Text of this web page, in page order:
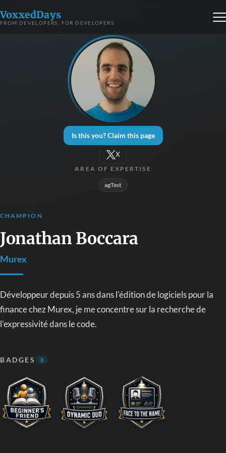
VoxxedDays
FROM DEVELOPERS, FOR DEVELOPERS
Is this you? Claim this page
X
AREA OF EXPERTISE
agTest
CHAMPION
Jonathan Boccara
Murex
Développeur depuis 5 ans dans l'édition de logiciels pour la
finance chez Murex, je me concentre sur la recherche de
l'expressivité dans le code.
BADGES 3